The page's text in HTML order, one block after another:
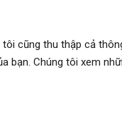
tôi cũng thu thập cả
bạn. Chúng tôi xem